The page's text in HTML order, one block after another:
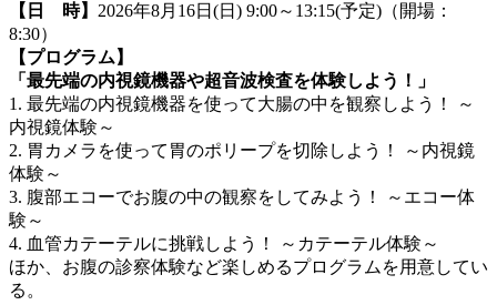
【日 時】 2026年8月16日(日) 9:00～13:15(予定)（開場：
8:30）
【プログラム】
「最先端の内視鏡機器や超音波検査を体験しよう！」
1. 最先端の内視鏡機器を使って大腸の中を観察しよう！ ～
内視鏡体験～
2. 胃カメラを使って胃のポリープを切除しよう！ ～内視鏡
体験～
3. 腹部エコーでお腹の中の観察をしてみよう！ ～エコー体
験～
4. 血管カテーテルに挑戦しよう！ ～カテーテル体験～
ほか、お腹の診察体験など楽しめるプログラムを用意してい
る。